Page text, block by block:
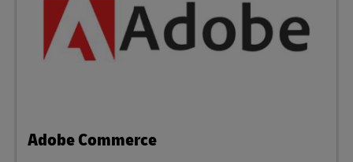
Adobe Commerce